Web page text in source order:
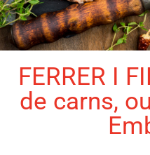
FERRER I
de carns,